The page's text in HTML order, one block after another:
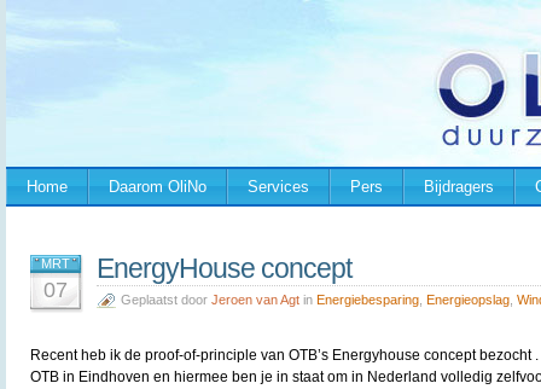
Home Daarom OliNo Services Pers Bijdragers
MRT
07
EnergyHouse concept
Geplaatst door Jeroen van Agt in Energiebesparing Energieopslag
Recent heb ik de proof-of-principle van OTB’s Energyhouse concept bezocht
OTB in Eindhoven en hiermee ben je in staat om in Nederland volledig